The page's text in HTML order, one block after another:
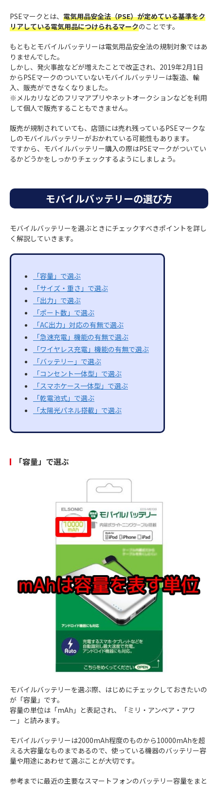
PSEマークとは、 電気用品安全法（PSE）が定めている基準をク
リアしている電気用品につけられるマークのことです。
もともとモバイルバッテリーは電気用品安全法の規制対象ではあ
りませんでした。
しかし、発火事故などが増えたことで改正され、2019年2月1日
からPSEマークのついていないモバイルバッテリーは製造、輸
入、販売ができなくなりました。
※メルカリなどのフリマアプリやネットオークションなどを利用
して個人で販売することもできません。
販売が規制されていても、店頭には売れ残っているPSEマークな
しのモバイルバッテリーがおかれている可能性もあります。
ですから、モバイルバッテリー購入の際はPSEマークがついてい
るかどうかをしっかりチェックするようにしましょう。
モバイルバッテリーの選び方
モバイルバッテリーを選ぶときにチェックすべきポイントを詳し
く解説していきます。
「容量」で選ぶ
「サイズ・重さ」で選ぶ
「出力」で選ぶ
「ポート数」で選ぶ
「AC出力」対応の有無で選ぶ
「急速充電」機能の有無で選ぶ
「ワイヤレス充電」機能の有無で選ぶ
「バッテリー」で選ぶ
「コンセント一体型」で選ぶ
「スマホケース一体型」で選ぶ
「乾電池式」で選ぶ
「太陽光パネル搭載」で選ぶ
「容量」で選ぶ
モバイルバッテリーを選ぶ際、はじめにチェックしておきたいの
が「容量」です。
容量の単位は「mAh」と表記され、「ミリ・アンペア・アワ
ー」と読みます。
モバイルバッテリーは2000mAh程度のものから10000mAhを超
える大容量なものまであるので、使っている機器のバッテリー容
量や用途にあわせて選ぶことが大切です。
参考までに最近の主要なスマートフォンのバッテリー容量をまと